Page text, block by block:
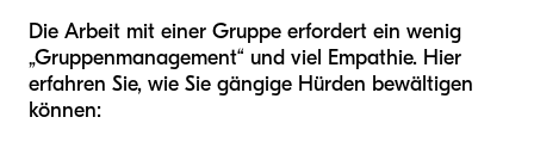
Die Arbeit mit einer Gruppe erfordert ein wenig
„Gruppenmanagement“ und viel Empathie. Hier
erfahren Sie, wie Sie gängige Hürden bewältigen
können: